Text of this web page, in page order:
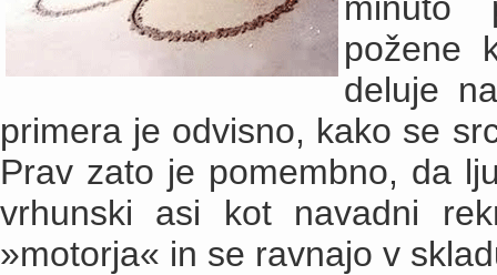
požene
deluje
primera je odvisno, kako se
Prav zato je pomembno, da
vrhunski asi kot navadni
»motorja« in se ravnajo v